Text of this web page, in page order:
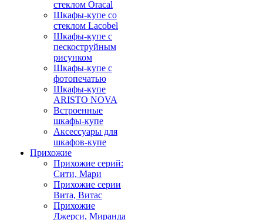
стеклом Oracal
Шкафы-купе со
стеклом Lacobel
Шкафы-купе с
пескоструйным
рисунком
Шкафы-купе с
фотопечатью
Шкафы-купе
ARISTO NOVA
Встроенные
шкафы-купе
Аксессуары для
шкафов-купе
Прихожие
Прихожие серий:
Сити, Мари
Прихожие серии
Вита, Витас
Прихожие
Джерси, Миранда